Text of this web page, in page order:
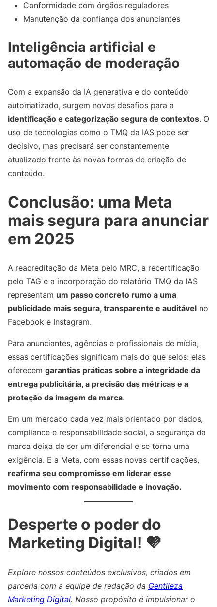
Conformidade com órgãos reguladores
Manutenção da confiança dos anunciantes
Inteligência artificial e
automação de moderação
Com a expansão da IA generativa e do conteúdo
automatizado, surgem novos desafios para a
identificação e categorização segura de contextos. O
uso de tecnologias como o TMQ da IAS pode ser
decisivo, mas precisará ser constantemente
atualizado frente às novas formas de criação de
conteúdo.
Conclusão: uma Meta
mais segura para anunciar
em 2025
A reacreditação da Meta pelo MRC, a recertificação
pelo TAG e a incorporação do relatório TMQ da IAS
representam um passo concreto rumo a uma
publicidade mais segura, transparente e auditável no
Facebook e Instagram.
Para anunciantes, agências e profissionais de mídia,
essas certificações significam mais do que selos: elas
oferecem garantias práticas sobre a integridade da
entrega publicitária, a precisão das métricas e a
proteção da imagem da marca.
Em um mercado cada vez mais orientado por dados,
compliance e responsabilidade social, a segurança da
marca deixa de ser um diferencial e se torna uma
exigência. E a Meta, com essas novas certificações,
reafirma seu compromisso em liderar esse
movimento com responsabilidade e inovação.
Desperte o poder do
Marketing Digital! 💜
Explore nossos conteúdos exclusivos, criados em
parceria com a equipe de redação da Gentileza
Marketing Digital. Nosso propósito é impulsionar o